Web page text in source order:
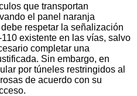
que transportan
el panel naranja
respetar la señalización
existente en las vías, salvo
completar una
Sin embargo, en
por túneles restringidos al
de acuerdo con su